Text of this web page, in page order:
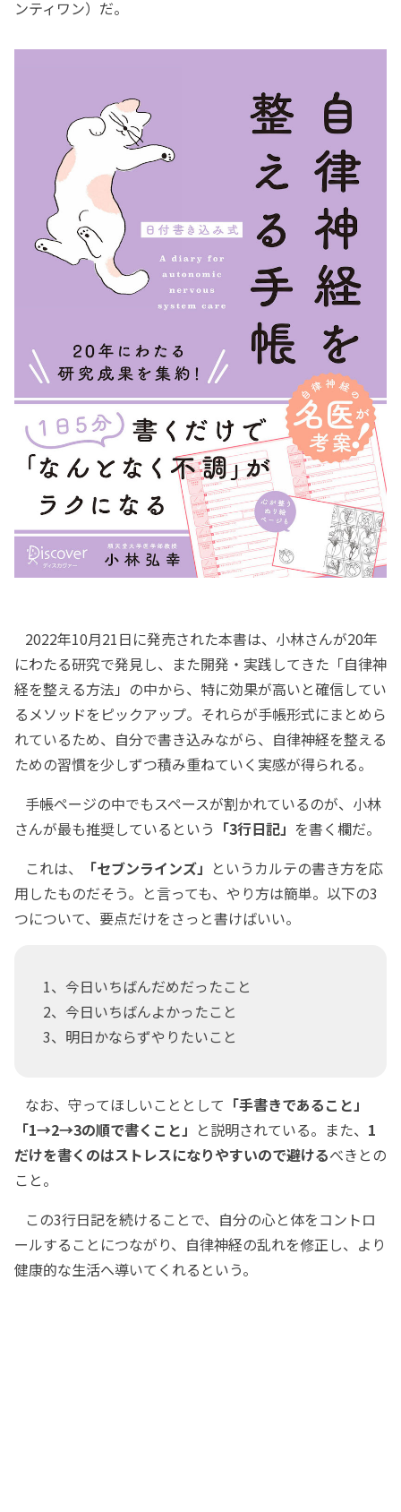
ンティワン）だ。
2022年10月21日に発売された本書は、小林さんが20年
にわたる研究で発見し、また開発・実践してきた「自律神
経を整える方法」の中から、特に効果が高いと確信してい
るメソッドをピックアップ。それらが手帳形式にまとめら
れているため、自分で書き込みながら、自律神経を整える
ための習慣を少しずつ積み重ねていく実感が得られる。
手帳ページの中でもスペースが割かれているのが、小林
さんが最も推奨しているという 「3行日記」 を書く欄だ。
これは、
「セブンラインズ」 というカルテの書き方を応
用したものだそう。と言っても、やり方は簡単。以下の3
つについて、要点だけをさっと書けばいい。
1、今日いちばんだめだったこと
2、今日いちばんよかったこと
3、明日かならずやりたいこと
なお、守ってほしいこととして 「手書きであること」
「1→2→3の順で書くこと」 と説明されている。また、 1
だけを書くのはストレスになりやすいので避けるべきとの
こと。
この3行日記を続けることで、自分の心と体をコントロ
ールすることにつながり、自律神経の乱れを修正し、より
健康的な生活へ導いてくれるという。